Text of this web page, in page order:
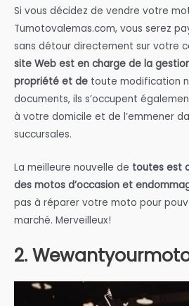
Si vous décidez de vendre votre
Tumotovalemas.com, vous serez
sans détour directement sur votre
site Web est en charge de la
propriété et de toute modification
documents, ils s’occupent
à votre domicile et de l’emmener
succursales.
La meilleure nouvelle de toutes est
des motos d’occasion et
pas à réparer votre moto pour
marché. Merveilleux!
2.